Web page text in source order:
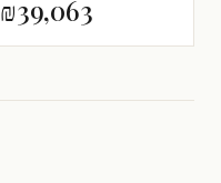
₪39,063